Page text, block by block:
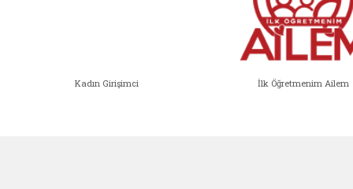
Kadın Girişimci İlk Öğretmenim Ailem